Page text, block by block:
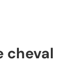
cheval